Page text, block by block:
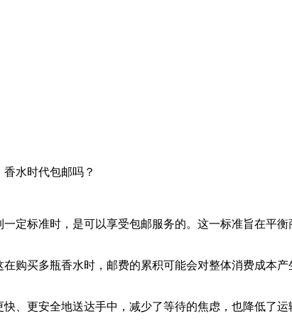
水时代包邮吗？
定标准时，是可以享受包邮服务的。这一标准旨在平衡
购买多瓶香水时，邮费的累积可能会对整体消费成本
、更安全地送达手中，减少了等待的焦虑，也降低了